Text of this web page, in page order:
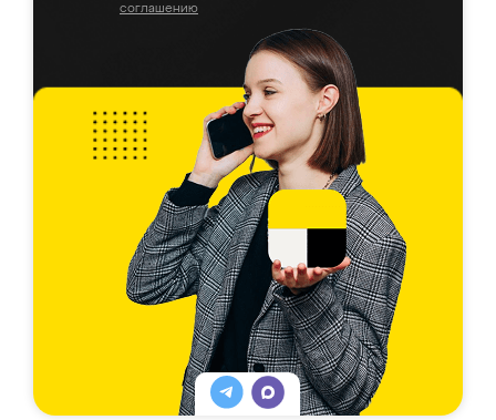
соглашению